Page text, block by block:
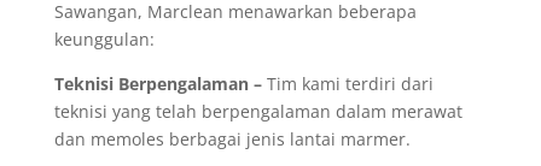
Sawangan, Marclean menawarkan beberapa
keunggulan:
Teknisi Berpengalaman –Tim kami terdiri dari
teknisi yang telah berpengalaman dalam merawat
dan memoles berbagai jenis lantai marmer.